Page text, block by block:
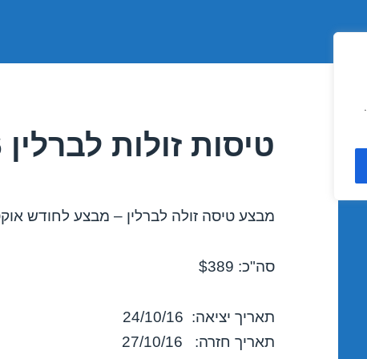
טיסות זולות לברלין 24/10/2016
מבצע טיסה זולה לברלין – מבצע לחודש
סה"כ: $389
תאריך יציאה: 24/10/16
תאריך חזרה: 27/10/16